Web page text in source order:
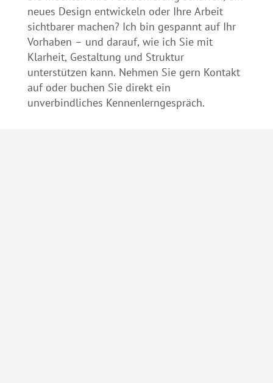
neues Design entwickeln oder Ihre Arbeit
sichtbarer machen? Ich bin gespannt auf Ihr
Vorhaben – und darauf, wie ich Sie mit
Klarheit, Gestaltung und Struktur
unterstützen kann. Nehmen Sie gern Kontakt
auf oder buchen Sie direkt ein
unverbindliches Kennenlerngespräch.